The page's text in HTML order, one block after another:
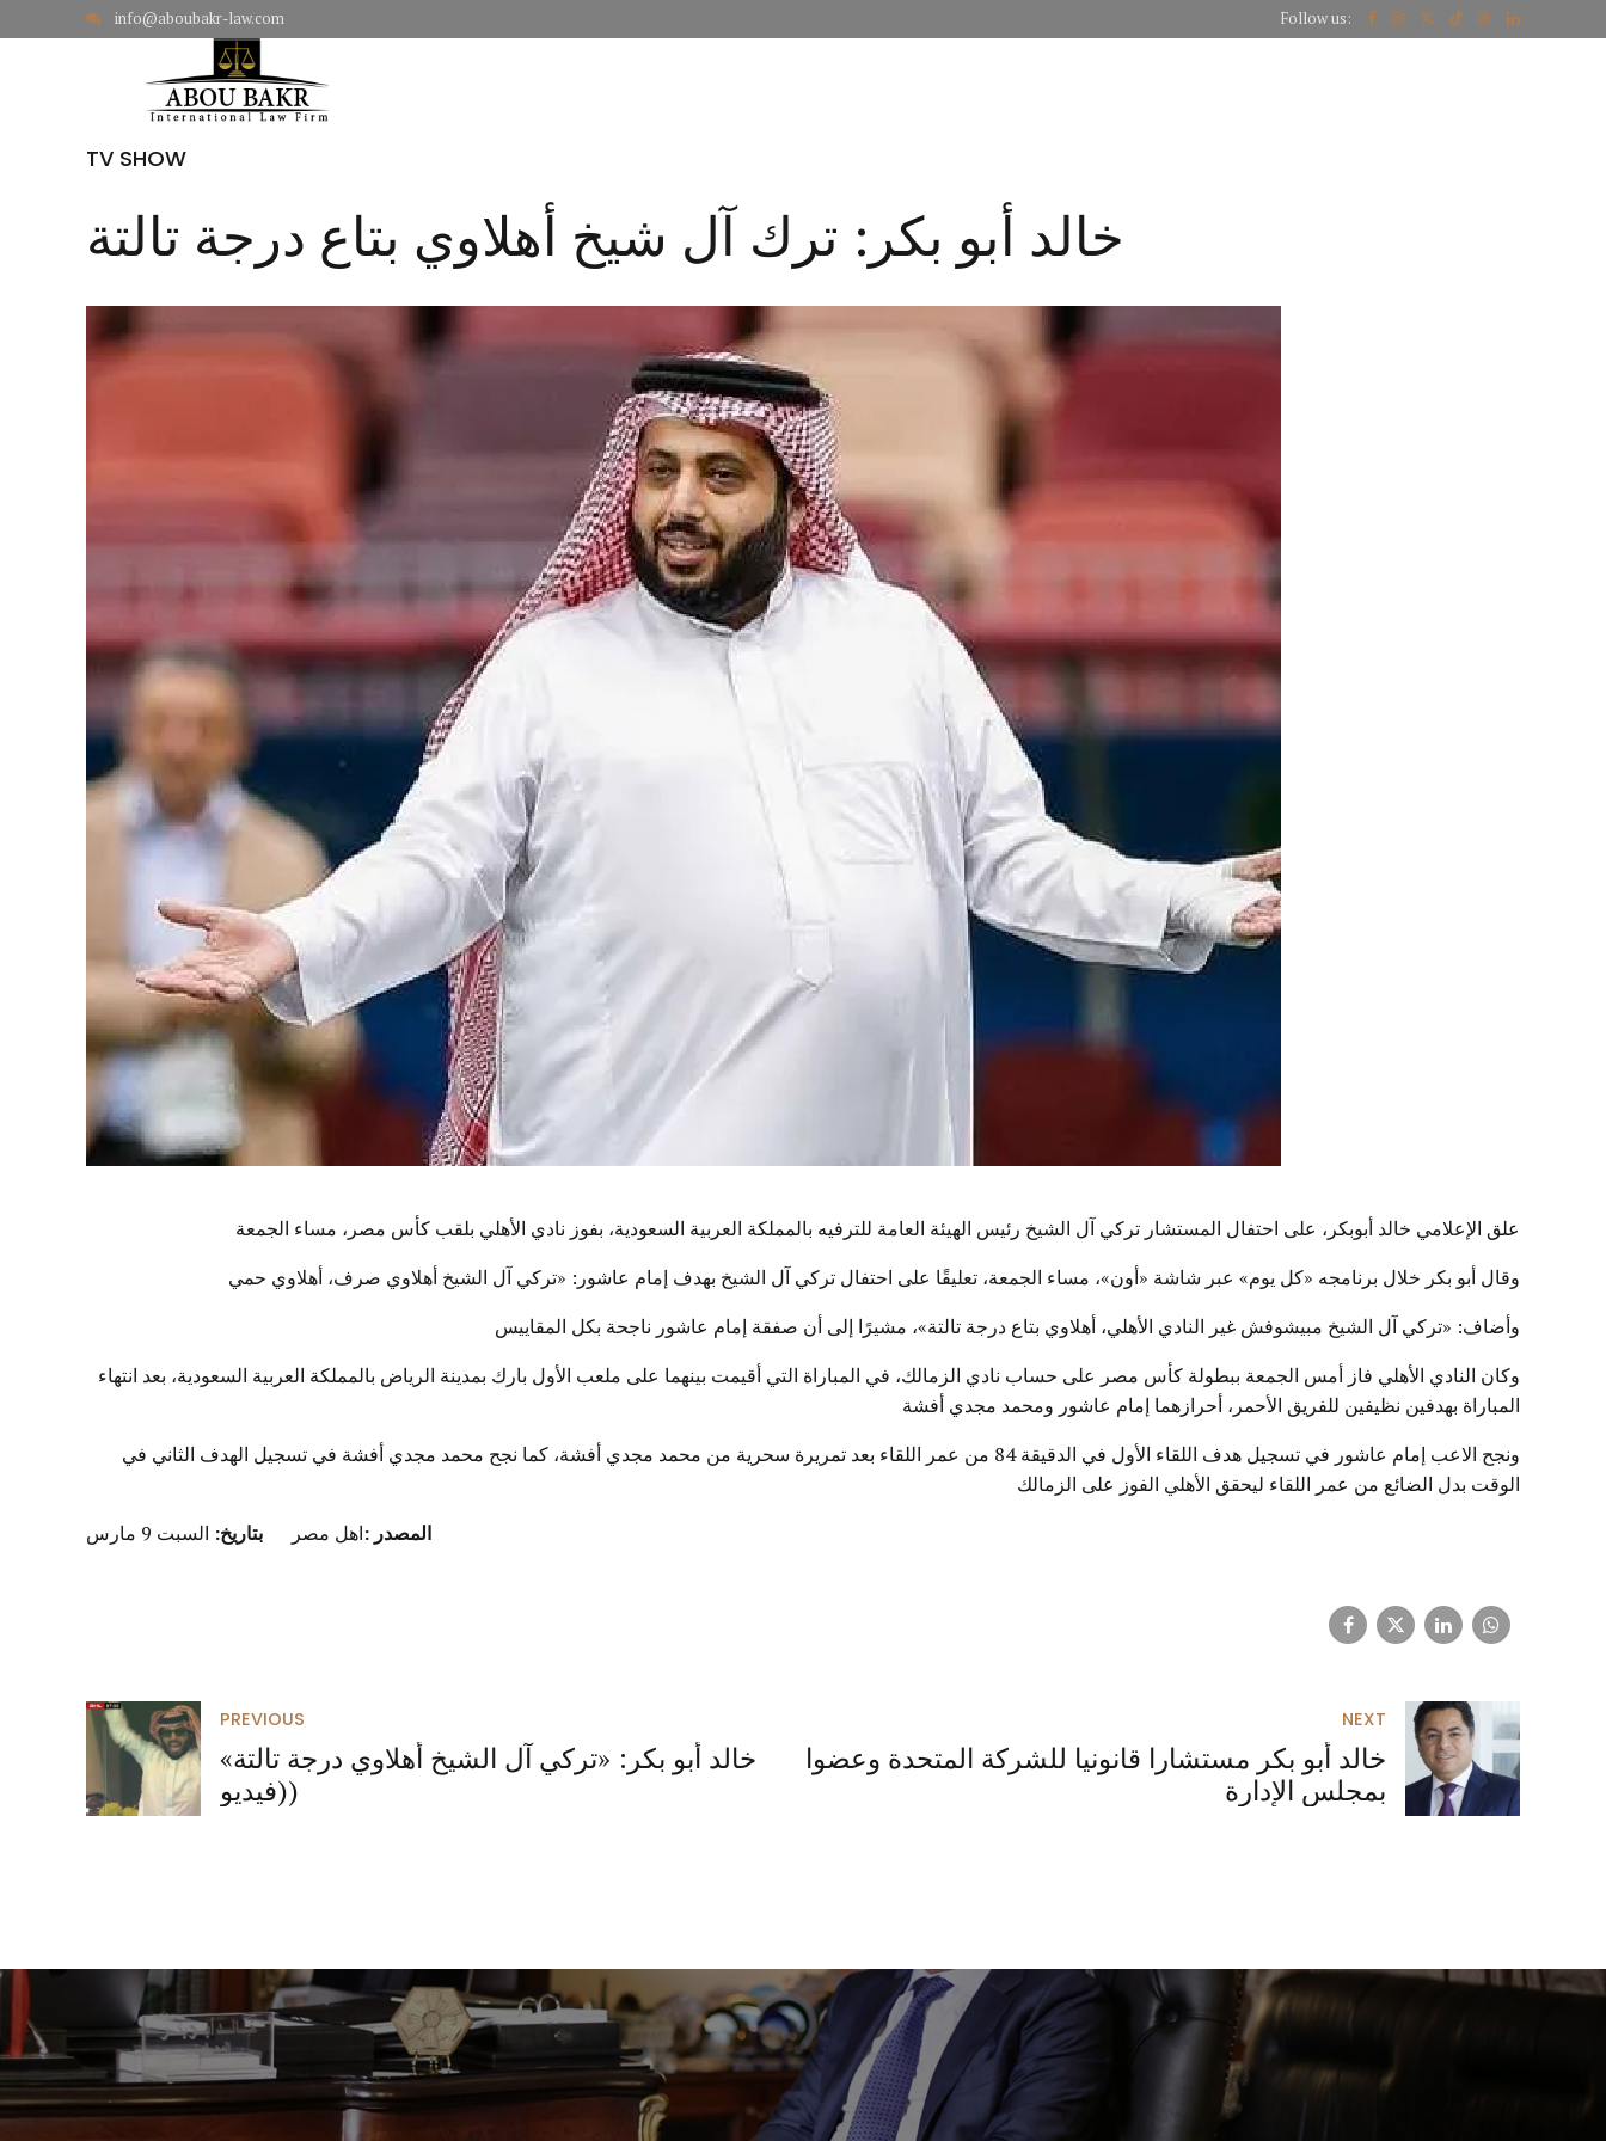
info@aboubakr-law.com Follow us:
TV SHOW
خالد أبو بكر: ترك آل شيخ أهلاوي بتاع درجة تالتة
علق الإعلامي خالد أبوبكر، على احتفال المستشار تركي آل الشيخ رئيس الهيئة العامة للترفيه بالمملكة العربية السعودية، بفوز نادي الأهلي بلقب كأس مصر، مساء الجمعة
وقال أبو بكر خلال برنامجه «كل يوم» عبر شاشة «أون»، مساء الجمعة، تعليقًا على احتفال تركي آل الشيخ بهدف إمام عاشور: «تركي آل الشيخ أهلاوي صرف، أهلاوي حمي
وأضاف: «تركي آل الشيخ مبيشوفش غير النادي الأهلي، أهلاوي بتاع درجة تالتة»، مشيرًا إلى أن صفقة إمام عاشور ناجحة بكل المقاييس
وكان النادي الأهلي فاز أمس الجمعة ببطولة كأس مصر على حساب نادي الزمالك، في المباراة التي أقيمت بينهما على ملعب الأول بارك بمدينة الرياض بالمملكة العربية السعودية، بعد انتهاء
المباراة بهدفين نظيفين للفريق الأحمر، أحرازهما إمام عاشور ومحمد مجدي أفشة
ونجح الاعب إمام عاشور في تسجيل هدف اللقاء الأول في الدقيقة 84 من عمر اللقاء بعد تمريرة سحرية من محمد مجدي أفشة، كما نجح محمد مجدي أفشة في تسجيل الهدف الثاني في
الوقت بدل الضائع من عمر اللقاء ليحقق الأهلي الفوز على الزمالك
المصدر :اهل مصر بتاريخ: السبت 9 مارس
PREVIOUS
خالد أبو بكر: «تركي آل الشيخ أهلاوي درجة تالتة»
(فيديو)
NEXT
خالد أبو بكر مستشارا قانونيا للشركة المتحدة وعضوا
بمجلس الإدارة